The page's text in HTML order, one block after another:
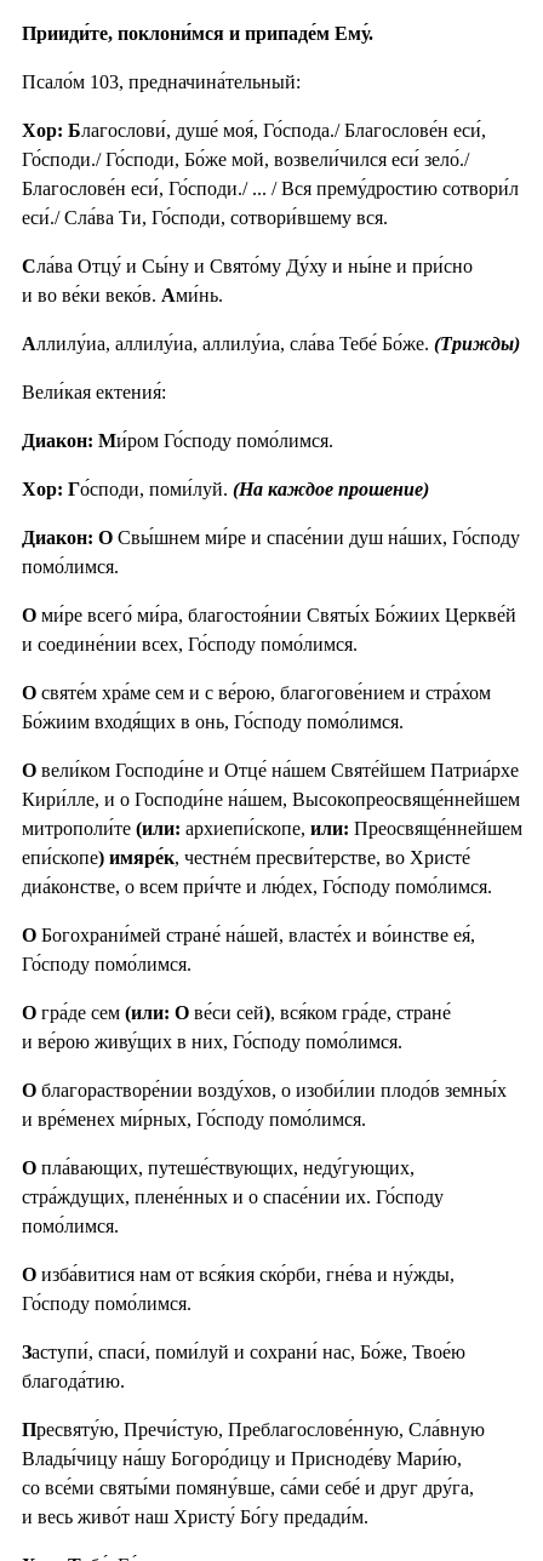
Прииди́те, поклони́мся и припаде́м Ему́.
Псало́м 103, предначина́тельный:
Хор: Благослови́, душе́ моя́, Го́спода./ Благослове́н еси́,
Го́споди./ Го́споди, Бо́же мой, возвели́чился еси́ зело́./
Благослове́н еси́, Го́споди./ ... / Вся прему́дростию сотвори́л
еси́./ Сла́ва Ти, Го́споди, сотвори́вшему вся.
Сла́ва Отцу́ и Сы́ну и Свято́му Ду́ху и ны́не и при́сно
и во ве́ки веко́в. Ами́нь.
Аллилу́иа, аллилу́иа, аллилу́иа, сла́ва Тебе́ Бо́же. (Трижды)
Вели́кая ектения́:
Диакон: Ми́ром Го́споду помо́лимся.
Хор: Го́споди, поми́луй. (На каждое прошение)
Диакон: О Свы́шнем ми́ре и спасе́нии душ на́ших, Го́споду
помо́лимся.
О ми́ре всего́ ми́ра, благостоя́нии Святы́х Бо́жиих Церкве́й
и соедине́нии всех, Го́споду помо́лимся.
О святе́м хра́ме сем и с ве́рою, благогове́нием и стра́хом
Бо́жиим входя́щих в онь, Го́споду помо́лимся.
О вели́ком Господи́не и Отце́ на́шем Святе́йшем Патриа́рхе
Кири́лле, и о Господи́не на́шем, Высокопреосвяще́ннейшем
митрополи́те (или: архиепи́скопе, или: Преосвяще́ннейшем
епи́скопе) имяре́к, честне́м пресви́терстве, во Христе́
диа́констве, о всем при́чте и лю́дех, Го́споду помо́лимся.
О Богохрани́мей стране́ на́шей, власте́х и во́инстве ея́,
Го́споду помо́лимся.
О гра́де сем (или: О ве́си сей), вся́ком гра́де, стране́
и ве́рою живу́щих в них, Го́споду помо́лимся.
О благорастворе́нии возду́хов, о изоби́лии плодо́в земны́х
и вре́менех ми́рных, Го́споду помо́лимся.
О пла́вающих, путеше́ствующих, неду́гующих,
стра́ждущих, плене́нных и о спасе́нии их. Го́споду
помо́лимся.
О изба́витися нам от вся́кия ско́рби, гне́ва и ну́жды,
Го́споду помо́лимся.
Заступи́, спаси́, поми́луй и сохрани́ нас, Бо́же, Твое́ю
благода́тию.
Пресвяту́ю, Пречи́стую, Преблагослове́нную, Сла́вную
Влады́чицу на́шу Богоро́дицу и Присноде́ву Мари́ю,
со все́ми святы́ми помяну́вше, са́ми себе́ и друг дру́га,
и весь живо́т наш Христу́ Бо́гу предади́м.